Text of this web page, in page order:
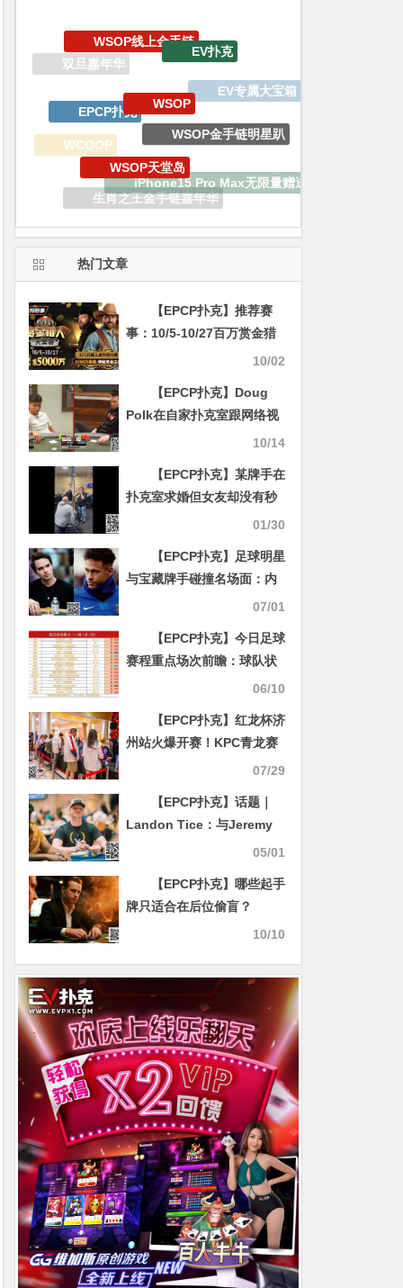
WSOP金手链
GGPoker
WCOOP
EPCP扑克
WSOP
iPhone15 Pro Max无限量赠送
生肖之王金手链嘉年华
热门文章
【EPCP扑克】推荐赛
事：10/5-10/27百万赏金猎
人大奖赛 保底奖励5000万
10/02
【EPCP扑克】Doug
Polk在自家扑克室跟网络视
10/14
【EPCP扑克】某牌手在
扑克室求婚但女友却没有秒
01/30
【EPCP扑克】足球明星
与宝藏牌手碰撞名场面：内
07/01
【EPCP扑克】今日足球
赛程重点场次前瞻：球队状
态、关键球员与赛事看点解
06/10
【EPCP扑克】红龙杯济
州站火爆开赛！KPC青龙赛
A组陈文文35万积分领跑 明
07/29
【EPCP扑克】话题｜
Landon Tice：与Jeremy
Becker无怨无仇，只想让他
05/01
【EPCP扑克】哪些起手
牌只适合在后位偷盲？
10/10